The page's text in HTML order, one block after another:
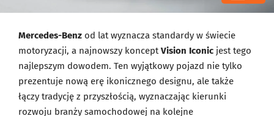
Mercedes-Benz od lat wyznacza standardy w świecie
motoryzacji, a najnowszy konceptVision Iconic jest tego
najlepszym dowodem. Ten wyjątkowy pojazd nie tylko
prezentuje nową erę ikonicznego designu, ale także
łączy tradycję z przyszłością, wyznaczając kierunki
rozwoju branży samochodowej na kolejne